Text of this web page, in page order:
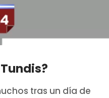
tras un día de